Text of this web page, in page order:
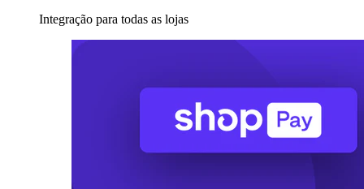
Integração para todas as lojas